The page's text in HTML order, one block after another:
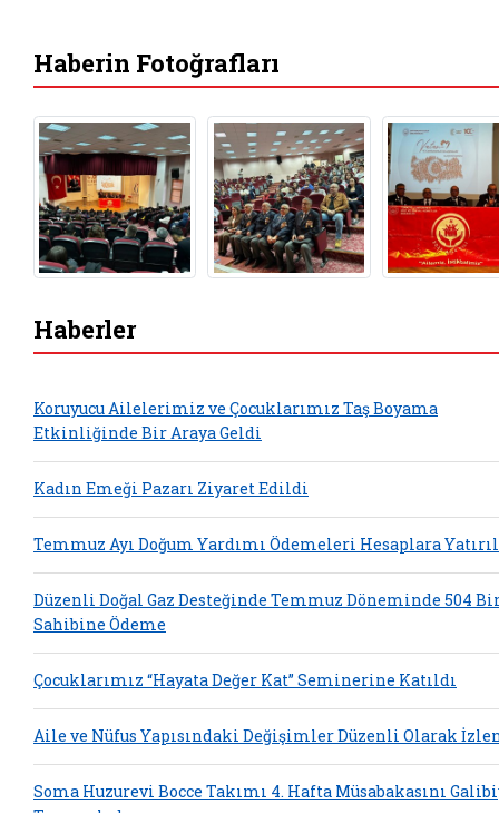
Haberin Fotoğrafları
Haberler
Koruyucu Ailelerimiz ve Çocuklarımız Taş Boyama
Etkinliğinde Bir Araya Geldi
Kadın Emeği Pazarı Ziyaret Edildi
Temmuz Ayı Doğum Yardımı Ödemeleri Hesaplara
Düzenli Doğal Gaz Desteğinde Temmuz Döneminde 504
Sahibine Ödeme
Çocuklarımız “Hayata Değer Kat” Seminerine Katıldı
Aile ve Nüfus Yapısındaki Değişimler Düzenli Olarak
Soma Huzurevi Bocce Takımı 4. Hafta Müsabakasını